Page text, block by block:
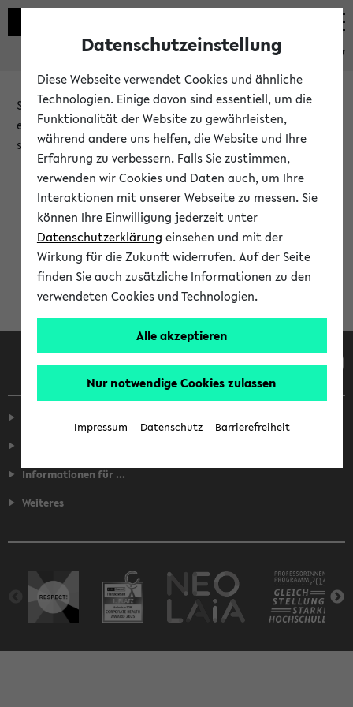
eKVV
Sie möchten auf eine eKVV Funktion zugreifen, die Ihnen
erst nach einer Anmeldung am System zur Verfügung
steht.
Bitte melden Sie sich an:
Anmeldung am eKVV
Informationen für ...
Weiteres
Datenschutzeinstellung
Diese Webseite verwendet Cookies und ähnliche
Technologien. Einige davon sind essentiell, um die
Funktionalität der Website zu gewährleisten,
während andere uns helfen, die Website und Ihre
Erfahrung zu verbessern. Falls Sie zustimmen,
verwenden wir Cookies und Daten auch, um Ihre
Interaktionen mit unserer Webseite zu messen. Sie
können Ihre Einwilligung jederzeit unter
Datenschutzerklärung einsehen und mit der
Wirkung für die Zukunft widerrufen. Auf der Seite
finden Sie auch zusätzliche Informationen zu den
verwendeten Cookies und Technologien.
Alle akzeptieren
Nur notwendige Cookies zulassen
Impressum Datenschutz Barrierefreiheit